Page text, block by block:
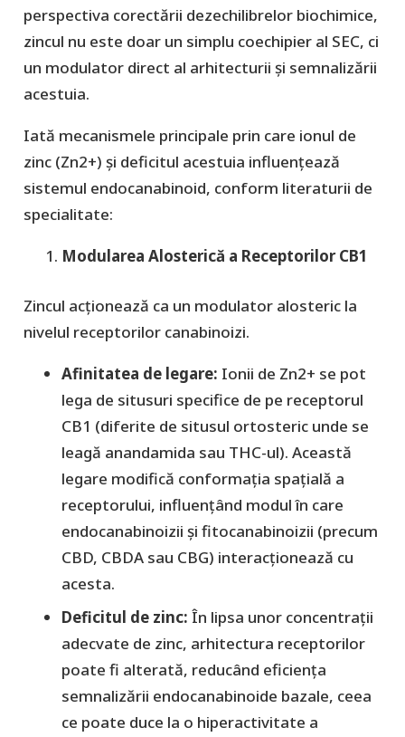
perspectiva corectării dezechilibrelor biochimice,
zincul nu este doar un simplu coechipier al SEC, ci
un modulator direct al arhitecturii și semnalizării
acestuia.
​Iată mecanismele principale prin care ionul de
zinc (Zn2+) și deficitul acestuia influențează
sistemul endocanabinoid, conform literaturii de
specialitate:
Modularea Alosterică a Receptorilor CB1
​Zincul acționează ca un modulator alosteric la
nivelul receptorilor canabinoizi.
Afinitatea de legare: Ionii de Zn2+ se pot
lega de situsuri specifice de pe receptorul
CB1 (diferite de situsul ortosteric unde se
leagă anandamida sau THC-ul). Această
legare modifică conformația spațială a
receptorului, influențând modul în care
endocanabinoizii și fitocanabinoizii (precum
CBD, CBDA sau CBG) interacționează cu
acesta.
Deficitul de zinc: În lipsa unor concentrații
adecvate de zinc, arhitectura receptorilor
poate fi alterată, reducând eficiența
semnalizării endocanabinoide bazale, ceea
ce poate duce la o hiperactivitate a